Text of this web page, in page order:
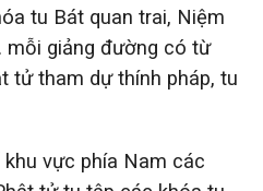
tu Bát quan trai, Niệm
mỗi giảng đường có từ
tử tham dự thính pháp, tu
vực phía Nam các